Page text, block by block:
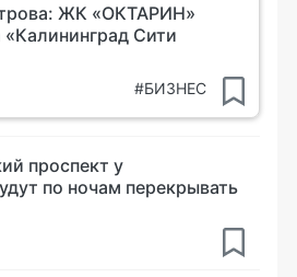
ЖК «ОКТАРИН»
«Калининград Сити
#БИЗНЕС
проспект у
по ночам перекрывать